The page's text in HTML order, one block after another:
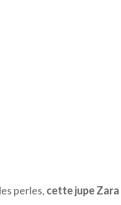
perles, cette jupe Zara